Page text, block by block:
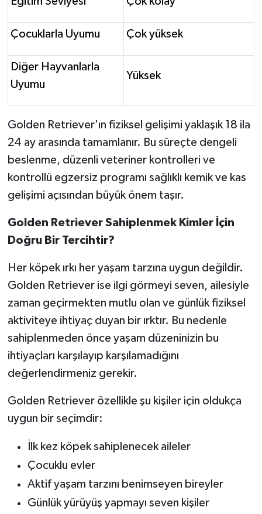
Çocuklarla Uyumu Çok yüksek
Diğer Hayvanlarla
Uyumu
Yüksek
Golden Retriever'ın fiziksel gelişimi yaklaşık 18 ila
24 ay arasında tamamlanır. Bu süreçte dengeli
beslenme, düzenli veteriner kontrolleri ve
kontrollü egzersiz programı sağlıklı kemik ve kas
gelişimi açısından büyük önem taşır.
Golden Retriever Sahiplenmek Kimler İçin
Doğru Bir Tercihtir?
Her köpek ırkı her yaşam tarzına uygun değildir.
Golden Retriever ise ilgi görmeyi seven, ailesiyle
zaman geçirmekten mutlu olan ve günlük fiziksel
aktiviteye ihtiyaç duyan bir ırktır. Bu nedenle
sahiplenmeden önce yaşam düzeninizin bu
ihtiyaçları karşılayıp karşılamadığını
değerlendirmeniz gerekir.
Golden Retriever özellikle şu kişiler için oldukça
uygun bir seçimdir:
İlk kez köpek sahiplenecek aileler
Çocuklu evler
Aktif yaşam tarzını benimseyen bireyler
Günlük yürüyüş yapmayı seven kişiler